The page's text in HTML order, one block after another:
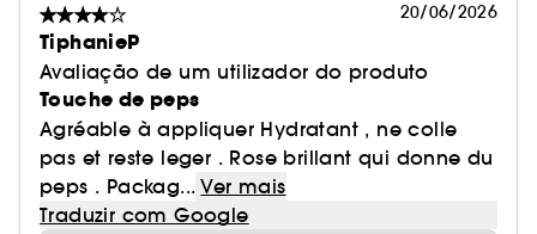
20/06/2026
TiphanieP
Avaliação de um utilizador do produto
Touche de peps
Agréable à appliquer Hydratant , ne colle
pas et reste leger . Rose brillant qui donne du
peps . Packag... Ver mais
Traduzir com Google